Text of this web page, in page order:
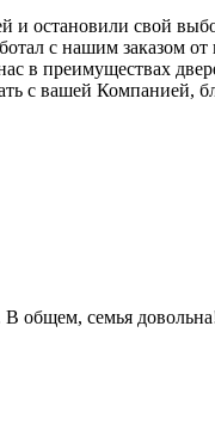
и остановили свой
с нашим заказом от
в преимуществах
с вашей Компанией,
семья